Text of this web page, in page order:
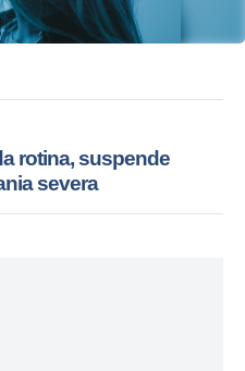
rotina, suspende
severa